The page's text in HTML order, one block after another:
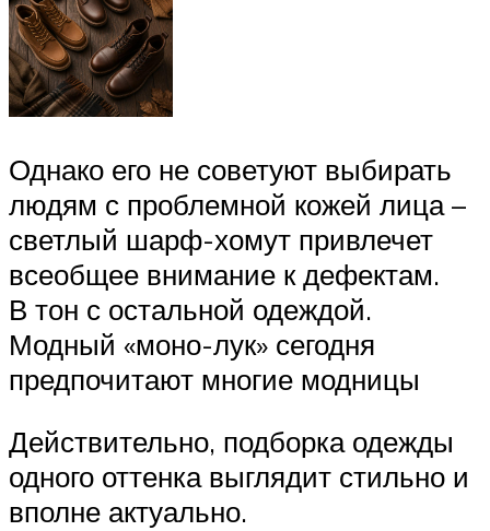
Однако его не советуют выбирать
людям с проблемной кожей лица –
светлый шарф-хомут привлечет
всеобщее внимание к дефектам.
В тон с остальной одеждой.
Модный «моно-лук» сегодня
предпочитают многие модницы
Действительно, подборка одежды
одного оттенка выглядит стильно и
вполне актуально.